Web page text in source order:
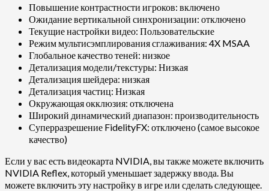
Повышение контрастности игроков: включено
Ожидание вертикальной синхронизации: отключено
Текущие настройки видео: Пользовательские
Режим мультисэмплирования сглаживания: 4X MSAA
Глобальное качество теней: низкое
Детализация модели/текстуры: Низкая
Детализация шейдера: низкая
Детализация частиц: Низкая
Окружающая окклюзия: отключена
Широкий динамический диапазон: производительность
Суперразрешение FidelityFX: отключено (самое высокое
качество)
Если у вас есть видеокарта NVIDIA, вы также можете включить
NVIDIA Reflex, который уменьшает задержку ввода. Вы
можете включить эту настройку в игре или сделать следующее.